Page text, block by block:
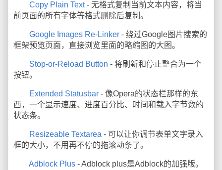
Copy Plain Text- 无格式复制当前文本内容，将当
前页面的所有字体等格式删除后复制。
Google Images Re-Linker - 绕过Google图片搜索的
框架预览页面，直接浏览里面的略缩图的大图。
Stop-or-Reload Button - 将刷新和停止整合为一个
按钮。
Extended Statusbar - 像Opera的状态栏那样的东
西，一个显示速度、进度百分比、时间和载入字节数的
状态条。
Resizeable Textarea - 可以让你调节表单文字录入
框的大小，不用再不停的拖滚动条了。
Adblock Plus - Adblock plus是Adblock的加强版。